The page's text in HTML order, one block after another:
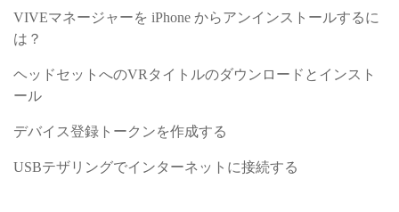
VIVEマネージャーを iPhone からアンインストールするに
は？
ヘッドセットへのVRタイトルのダウンロードとインスト
ール
デバイス登録トークンを作成する
USBテザリングでインターネットに接続する